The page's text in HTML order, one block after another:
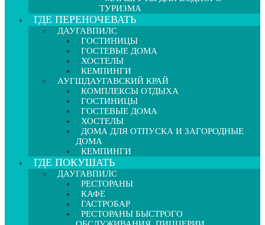
ТУРИЗМА
ГДЕ ПЕРЕНОЧЕВАТЬ
ДАУГАВПИЛС
ГОСТИНИЦЫ
ГОСТЕВЫЕ ДОМА
ХОСТЕЛЫ
КЕМПИНГИ
АУГШДАУГАВСКИЙ КРАЙ
КОМПЛЕКСЫ ОТДЫХА
ГОСТИНИЦЫ
ГОСТЕВЫЕ ДОМА
ХОСТЕЛЫ
ДОМА ДЛЯ ОТПУСКА И ЗАГОРОДНЫЕ
ДОМА
КЕМПИНГИ
ГДЕ ПОКУШАТЬ
ДАУГАВПИЛС
РЕСТОРАНЫ
КАФЕ
ГАСТРОБАР
РЕСТОРАНЫ БЫСТРОГО